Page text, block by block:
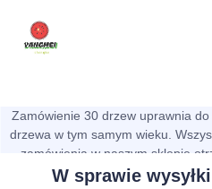
Zamówienie 30 drzew uprawnia
drzewa w tym samym wieku.
zamówienia w naszym sklepie
sadzenia.
W sprawie wysyłki
O firmie